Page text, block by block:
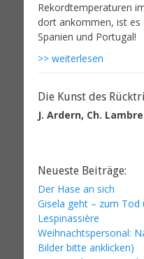
Rekordtemperaturen
dort ankommen, ist es
Spanien und
>> weiterlesen
Die Kunst des
J. Ardern, Ch.
Neueste Beiträge:
Der Hase an sich
Gisela geht – zum Tod
Lespinassière
Weihnachtspersonal:
Bilder bitte anklicken)